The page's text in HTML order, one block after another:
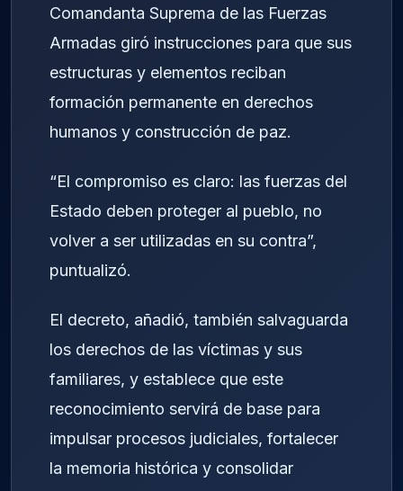
Comandanta Suprema de las Fuerzas
Armadas giró instrucciones para que sus
estructuras y elementos reciban
formación permanente en derechos
humanos y construcción de paz.
“El compromiso es claro: las fuerzas del
Estado deben proteger al pueblo, no
volver a ser utilizadas en su contra”,
puntualizó.
El decreto, añadió, también salvaguarda
los derechos de las víctimas y sus
familiares, y establece que este
reconocimiento servirá de base para
impulsar procesos judiciales, fortalecer
la memoria histórica y consolidar